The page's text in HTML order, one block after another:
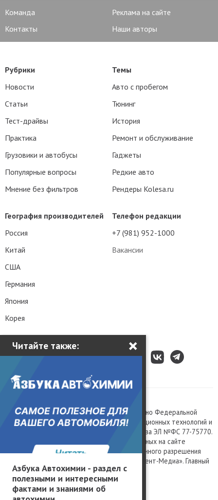
Читайте также: ×
Азбука Автохимии - раздел с
полезными и интересными
фактами и знаниями об
Команда
Реклама на сайте
Контакты
Наши авторы
Телефон редакции
+7 (981) 952-1000
Вакансии
Рубрики
Новости
Статьи
Тест-драйвы
Практика
Грузовики и автобусы
Популярные вопросы
Мнение без фильтров
Темы
Авто с пробегом
Тюнинг
История
Ремонт и обслуживание
Гаджеты
Редкие авто
Рендеры Kolesa.ru
География производителей
Россия
Китай
США
Германия
Япония
Корея
Сетевое издание «Kolesa.ru», зарегистрировано Федеральной
службой по надзору в сфере связи, информационных технологий и
массовых коммуникаций, номер свидетельства ЭЛ №ФС 77-75770.
Любое использование материалов, размещенных на сайте
www.kolesa.ru, допускается только с письменного разрешения
правообладателя. Учредитель ООО «Президент-Медиа». Главный
редактор Баландин М.А. 0+
Политика конфиденциальности